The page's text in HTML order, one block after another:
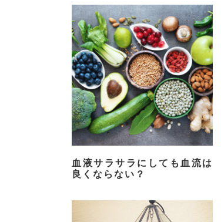
血液サラサラにしても血流は
良くならない？